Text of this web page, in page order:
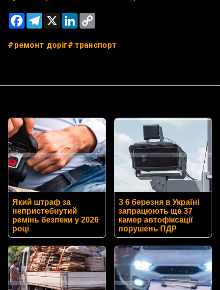
FacebookTelegram
X LinkedIn
ремонт доріг транспорт
Який штраф за
непристебнутий
ремінь безпеки у 2026
році
З 6 березня в Україні
запрацюють ще 37
камер автофіксації
порушень ПДР